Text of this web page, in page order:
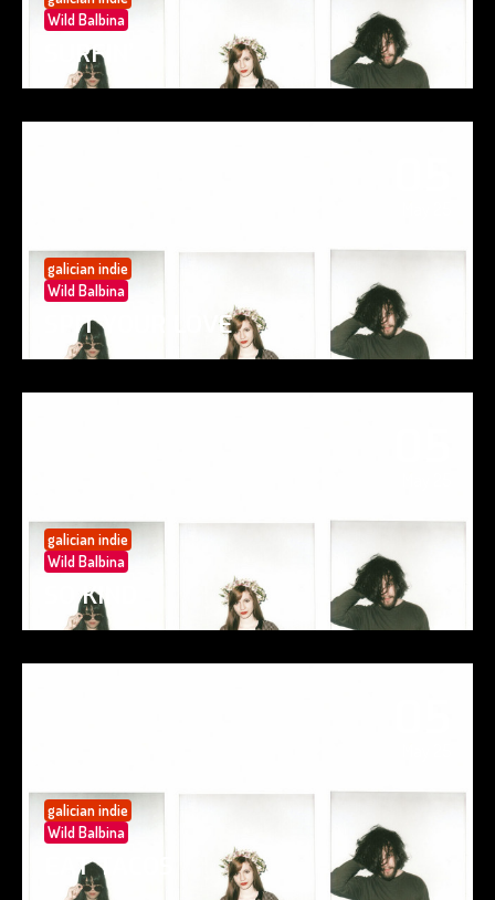
Wild Balbina
SURFIN’
galician indie
Wild Balbina
SPIT YOUR LOVE
galician indie
Wild Balbina
SO KIND
galician indie
Wild Balbina
EAT TACOS